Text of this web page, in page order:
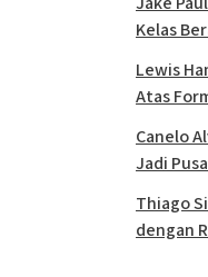
Kelas
Lewis
Atas
Canelo
Jadi
Thiago
dengan